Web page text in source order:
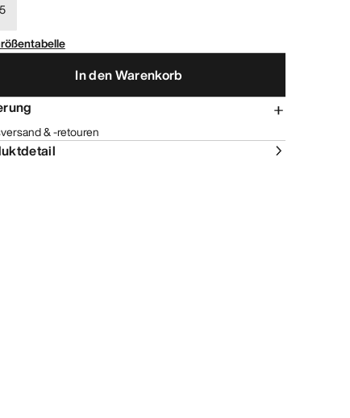
In den Warenkorb
& -retouren